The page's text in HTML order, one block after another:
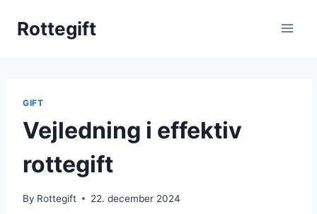
Rottegift
GIFT
Vejledning i effektiv
rottegift
By Rottegift 22. december 2024